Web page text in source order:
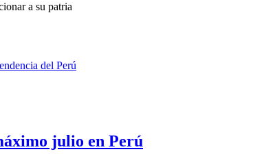
a su patria
julio en Perú